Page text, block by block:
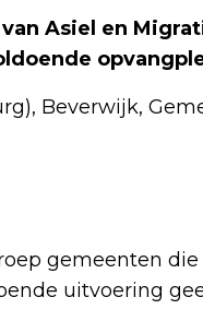
Asiel en
Beverwijk,
gemeenten
uitvoering